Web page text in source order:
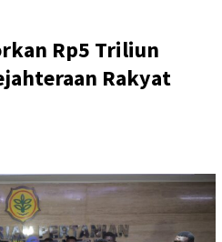
Rp5 Triliun
Rakyat